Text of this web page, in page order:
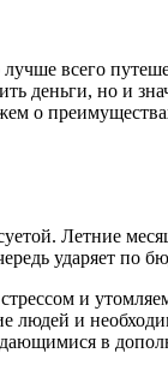
всего
деньги, но и
о
Летние
ударяет по
и
и
в